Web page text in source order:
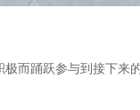
而踊跃参与到接下来